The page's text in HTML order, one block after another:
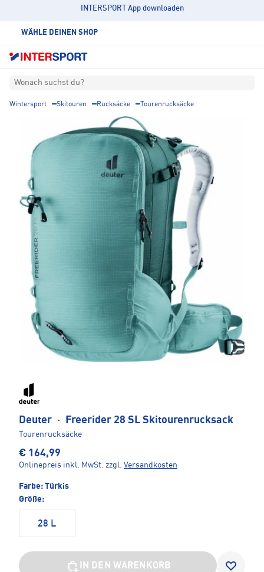
INTERSPORT App downloaden
WÄHLE DEINEN SHOP
Wonach suchst du?
Wintersport Skitouren Rucksäcke Tourenrucksäcke
Deuter · Freerider 28 SL Skitourenrucksack
Tourenrucksäcke
€ 164,99
Onlinepreis inkl. MwSt. zzgl. Versandkosten
Farbe: Türkis
Größe:
28 L
IN DEN WARENKORB